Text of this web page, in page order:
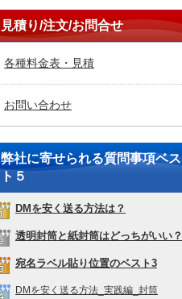
見積り/注文/お問合せ
各種料金表・見積
お問い合わせ
弊社に寄せられる質問事項ベス
ト５
DMを安く送る方法は？
透明封筒と紙封筒はどっちがいい？
宛名ラベル貼り位置のベスト3
DMを安く送る方法_実践編_封筒